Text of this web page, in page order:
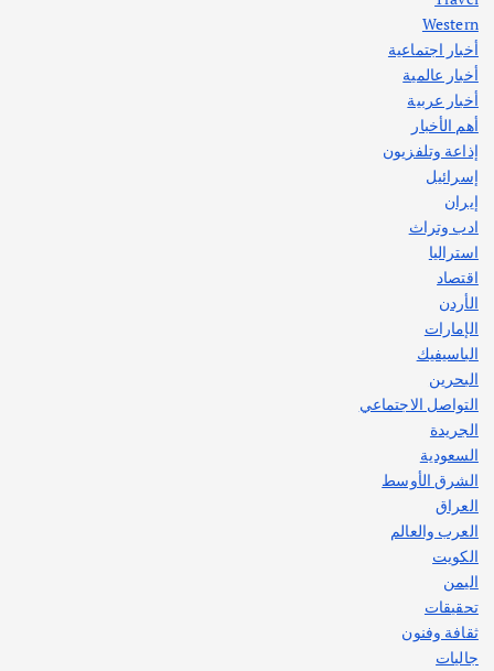
Western
أخبار اجتماعية
أخبار عالمية
أخبار عربية
أهم الأخبار
إذاعة وتلفزيون
إسرائيل
إيران
ادب وتراث
استراليا
اقتصاد
الأردن
الإمارات
الباسيفيك
البحرين
التواصل الاجتماعي
الجريدة
السعودية
الشرق الأوسط
العراق
العرب والعالم
الكويت
اليمن
تحقيقات
ثقافة وفنون
جاليات